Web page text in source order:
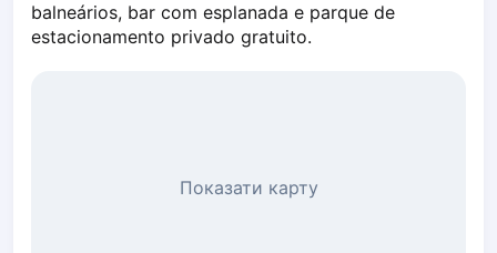
Piaseczno
Pisz
balneários, bar com esplanada e parque de
estacionamento privado gratuito.
Показати карту